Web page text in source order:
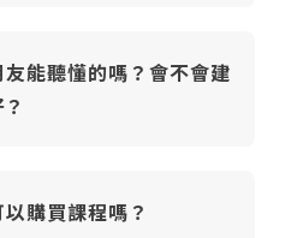
能聽懂的嗎？會不會建
購買課程嗎？